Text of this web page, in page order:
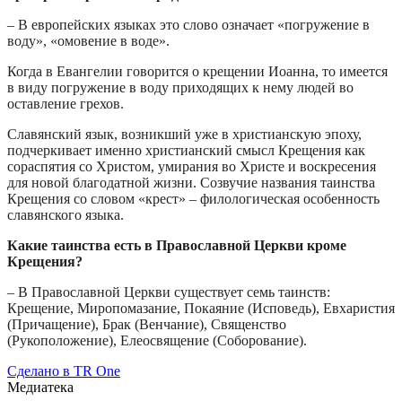
– В европейских языках это слово означает «погружение в
воду», «омовение в воде».
Когда в Евангелии говорится о крещении Иоанна, то имеется
в виду погружение в воду приходящих к нему людей во
оставление грехов.
Славянский язык, возникший уже в христианскую эпоху,
подчеркивает именно христианский смысл Крещения как
сораспятия со Христом, умирания во Христе и воскресения
для новой благодатной жизни. Созвучие названия таинства
Крещения со словом «крест» – филологическая особенность
славянского языка.
Какие таинства есть в Православной Церкви кроме
Крещения?
– В Православной Церкви существует семь таинств:
Крещение, Миропомазание, Покаяние (Исповедь), Евхаристия
(Причащение), Брак (Венчание), Священство
(Рукоположение), Елеосвящение (Соборование).
Сделано в TR One
Медиатека